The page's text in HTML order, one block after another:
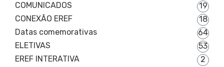
COMUNICADOS
19
CONEXÃO EREF
18
Datas comemorativas
64
ELETIVAS
53
EREF INTERATIVA
2